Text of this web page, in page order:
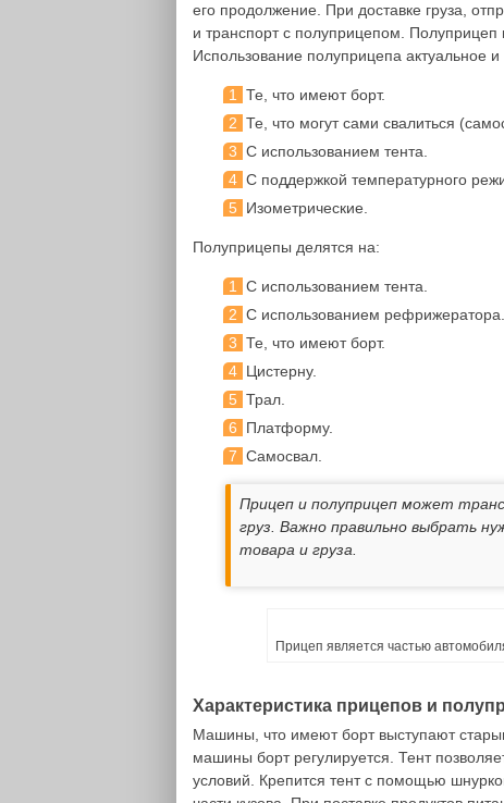
его продолжение. При доставке груза,
и транспорт с полуприцепом.
Использование полуприцепа актуальное
Те, что имеют борт.
Те, что могут сами свалиться
С использованием тента.
С поддержкой температурного
Изометрические.
Полуприцепы делятся на:
С использованием тента.
С использованием рефрижератора.
Те, что имеют борт.
Цистерну.
Трал.
Платформу.
Самосвал.
Прицеп и полуприцеп может
груз. Важно правильно выбрать
товара и груза.
Прицеп является частью
Характеристика прицепов и
Машины, что имеют борт выступают
машины борт регулируется. Тент
условий. Крепится тент с помощью